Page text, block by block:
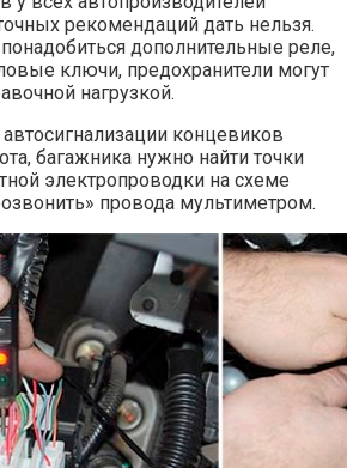
рекомендаций дать нельзя.
дополнительные реле,
ключи, предохранители могут
нагрузкой.
концевиков
багажника нужно найти точки
электропроводки на схеме
провода мультиметром.